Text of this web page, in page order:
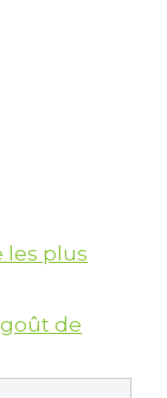
les plus
de